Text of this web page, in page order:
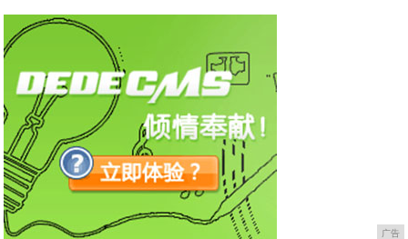
广告